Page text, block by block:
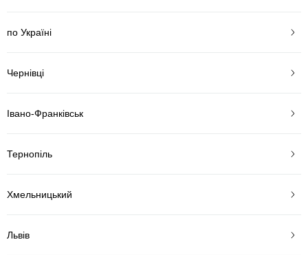
по Україні
Чернівці
Івано-Франківськ
Тернопіль
Хмельницький
Львів